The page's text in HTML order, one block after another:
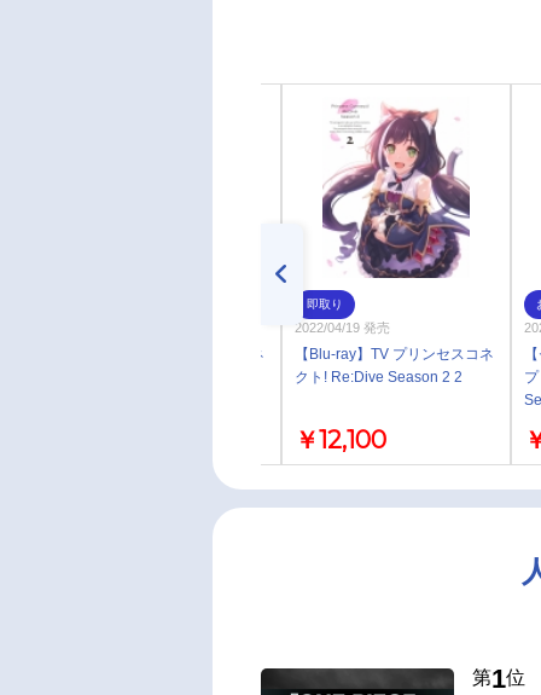
【Blu-ray】TV プリンセスコネ
即取り
2022/04/19 発売
【Blu-ray】TV プリンセスコネ
クト! Re:Dive Season 2 2
￥12,100
第1位